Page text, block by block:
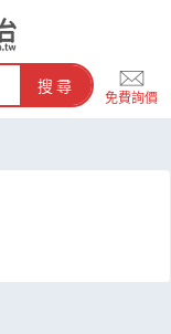
搜尋
免費詢價